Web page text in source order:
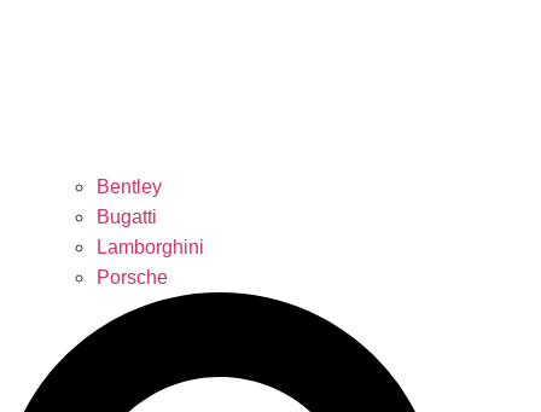
Bentley
Bugatti
Lamborghini
Porsche